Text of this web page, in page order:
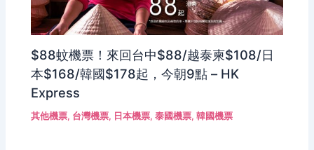
$88蚊機票！來回台中$88/越泰柬$108/日
本$168/韓國$178起，今朝9點 – HK
Express
其他機票, 台灣機票, 日本機票,泰國機票,韓國機票